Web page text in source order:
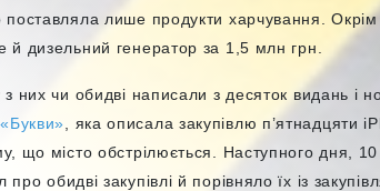
лише продукти харчування. Окрім
й дизельний генератор за 1,5 млн грн.
них чи обидві написали з десяток видань і
«Букви» , яка описала закупівлю п’ятнадцяти
що місто обстрілюється. Наступного дня,
про обидві закупівлі й порівняло їх із